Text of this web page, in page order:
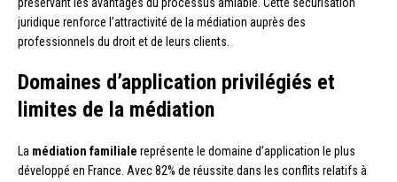
préservant les avantages du processus amiable. Cette sécurisation
juridique renforce l’attractivité de la médiation auprès des
professionnels du droit et de leurs clients.
Domaines d’application privilégiés et
limites de la médiation
La médiation familiale représente le domaine d’application le plus
développé en France. Avec 82% de réussite dans les conflits relatifs à